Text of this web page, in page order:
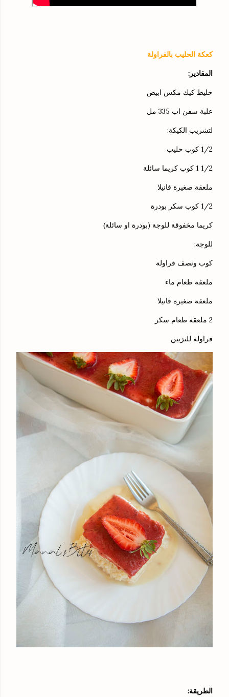
كعكة الحليب بالفراولة
المقادير:
خليط كيك مكس ابيض
علبة سفن اب 335 مل
لتشريب الكيكة:
1/2 كوب حليب
1/2 1 كوب كريما سائلة
ملعقة صغيرة فانيلا
1/2 كوب سكر بودرة
كريما مخفوقة للوجة (بودرة او سائلة)
للوجة:
كوب ونصف فراولة
ملعقة طعام ماء
ملعقة صغيرة فانيلا
2 ملعقة طعام سكر
فراولة للتزيين
الطريقة: